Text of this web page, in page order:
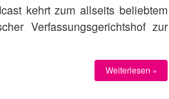
kehrt zum allseits beliebtem
Verfassungsgerichtshof zur
Weiterlesen »